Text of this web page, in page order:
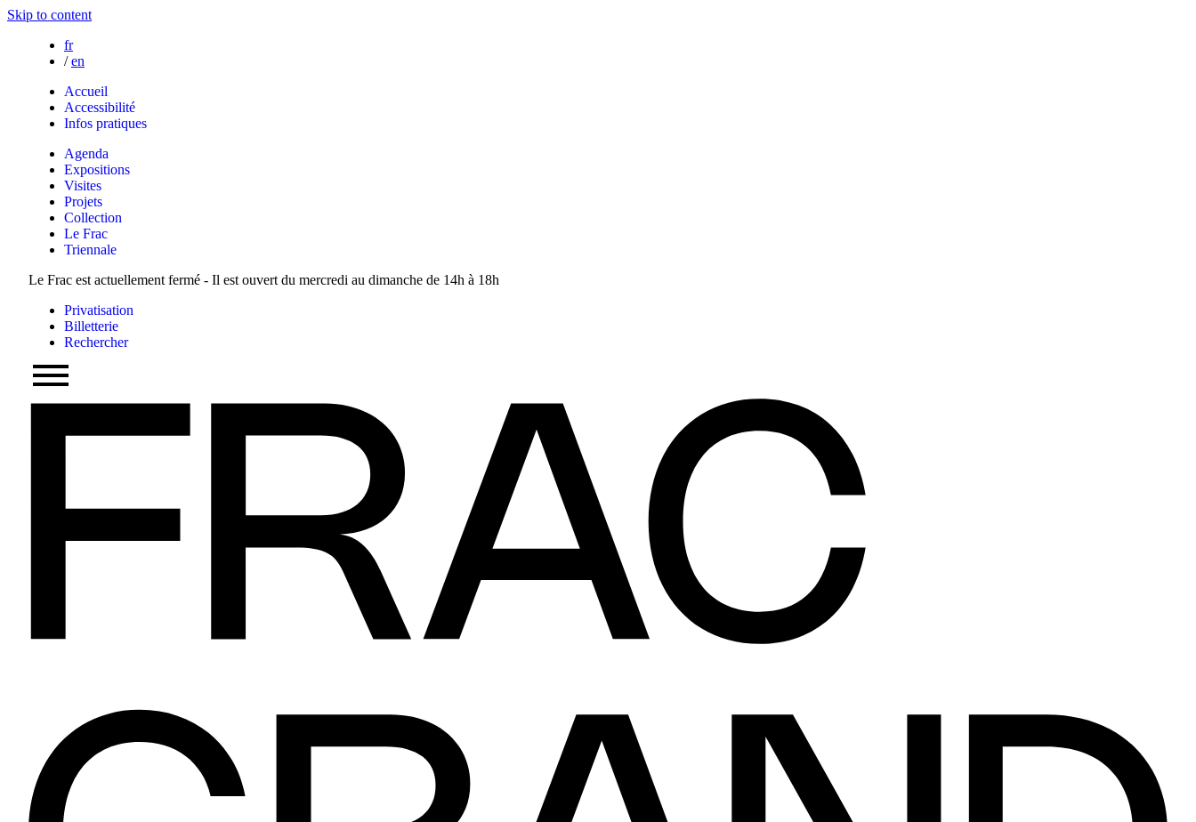
Skip to content
fr
/ en
Accueil
Accessibilité
Infos pratiques
Agenda
Expositions
Visites
Projets
Collection
Le Frac
Triennale
Le Frac est actuellement fermé - Il est ouvert du mercredi au dimanche de 14h à 18h
Privatisation
Billetterie
Rechercher